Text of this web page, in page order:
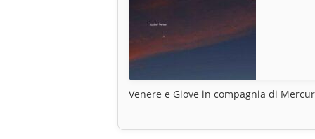
Venere e Giove in compagnia di